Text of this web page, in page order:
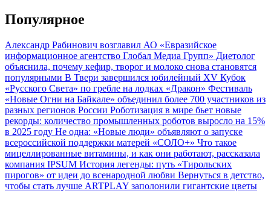
Популярное
Александр Рабинович возглавил АО «Евразийское
информационное агентство Глобал Медиа Групп» Диетолог
объяснила, почему кефир, творог и молоко снова становятся
популярными В Твери завершился юбилейный XV Кубок
«Русского Света» по гребле на лодках «Дракон» Фестиваль
«Новые Огни на Байкале» объединил более 700 участников из
разных регионов России Роботизация в мире бьет новые
рекорды: количество промышленных роботов выросло на 15%
в 2025 году Не одна: «Новые люди» объявляют о запуске
всероссийской поддержки матерей «СОЛО+» Что такое
мицеллированные витамины, и как они работают, рассказала
компания IPSUM История легенды: путь «Тирольских
пирогов» от идеи до всенародной любви Вернуться в детство,
чтобы стать лучше ARTPLAY заполонили гигантские цветы